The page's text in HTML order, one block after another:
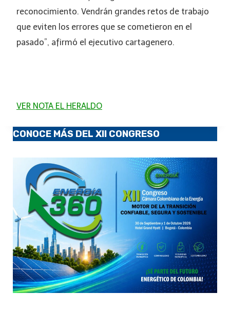
reconocimiento. Vendrán grandes retos de trabajo
que eviten los errores que se cometieron en el
pasado”, afirmó el ejecutivo cartagenero.
VER NOTA EL HERALDO
CONOCE MÁS DEL XII CONGRESO